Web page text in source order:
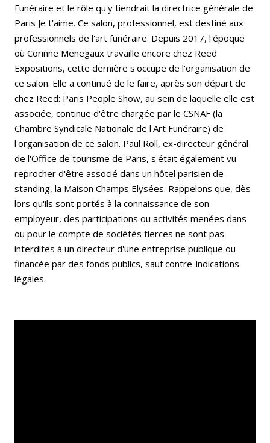
Funéraire et le rôle qu'y tiendrait la directrice générale de
Paris Je t'aime. Ce salon, professionnel, est destiné aux
professionnels de l'art funéraire. Depuis 2017, l'époque
où Corinne Menegaux travaille encore chez Reed
Expositions, cette dernière s'occupe de l'organisation de
ce salon. Elle a continué de le faire, après son départ de
chez Reed: Paris People Show, au sein de laquelle elle est
associée, continue d'être chargée par le CSNAF (la
Chambre Syndicale Nationale de l'Art Funéraire) de
l'organisation de ce salon. Paul Roll, ex-directeur général
de l'Office de tourisme de Paris, s'était également vu
reprocher d'être associé dans un hôtel parisien de
standing, la Maison Champs Elysées. Rappelons que, dès
lors qu'ils sont portés à la connaissance de son
employeur, des participations ou activités menées dans
ou pour le compte de sociétés tierces ne sont pas
interdites à un directeur d'une entreprise publique ou
financée par des fonds publics, sauf contre-indications
légales.